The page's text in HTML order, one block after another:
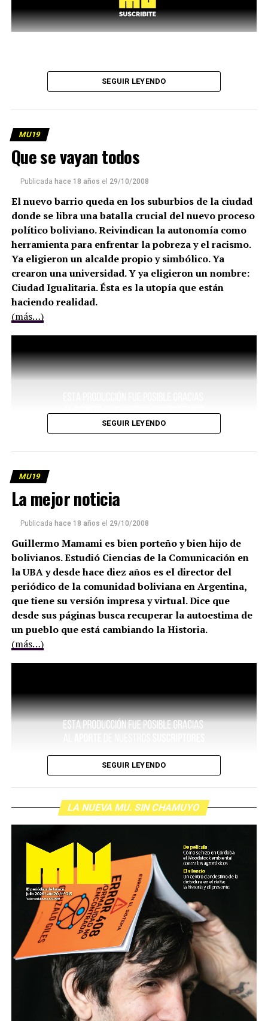
SEGUIR LEYENDO
MU19
Que se vayan todos
Publicada hace 18 años el 29/10/2008
El nuevo barrio queda en los suburbios de la ciudad
donde se libra una batalla crucial del nuevo proceso
político boliviano. Reivindican la autonomía como
herramienta para enfrentar la pobreza y el racismo.
Ya eligieron un alcalde propio y simbólico. Ya
crearon una universidad. Y ya eligieron un nombre:
Ciudad Igualitaria. Ésta es la utopía que están
haciendo realidad.
(más…)
SEGUIR LEYENDO
MU19
La mejor noticia
Publicada hace 18 años el 29/10/2008
Guillermo Mamami es bien porteño y bien hijo de
bolivianos. Estudió Ciencias de la Comunicación en
la UBA y desde hace diez años es el director del
periódico de la comunidad boliviana en Argentina,
que tiene su versión impresa y virtual. Dice que
desde sus páginas busca recuperar la autoestima de
un pueblo que está cambiando la Historia.
(más…)
SEGUIR LEYENDO
LA NUEVA MU. SIN CHAMUYO